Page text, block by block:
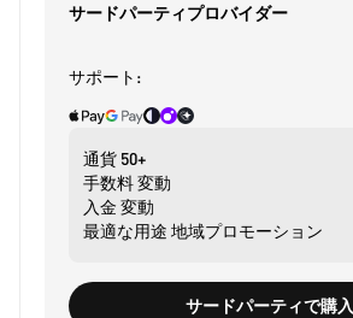
サードパーティプロバイダー
サポート:
通貨 50+
手数料変動
入金 変動
最適な用途 地域プロモーション
サードパーティで購入